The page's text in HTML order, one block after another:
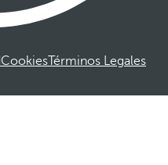
CookiesTérminos Legales